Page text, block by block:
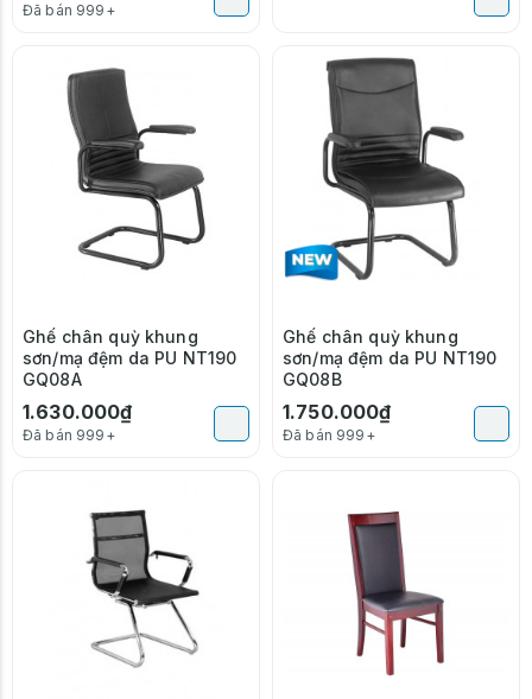
Đã bán 999+
Ghế chân quỳ khung
sơn/mạ đệm da PU NT190
GQ08A
1.630.000₫
Đã bán 999+
Ghế chân quỳ khung
sơn/mạ đệm da PU NT190
GQ08B
1.750.000₫
Đã bán 999+